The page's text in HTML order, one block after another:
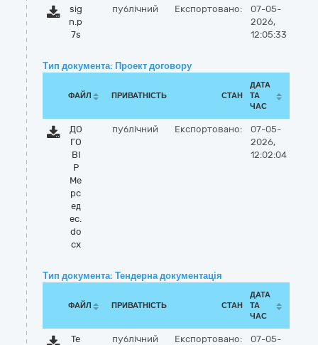
sig
n.p
7s
публічний Експортовано:
07-05-
2026,
12:05:33
Тип документа: Проект договору
ФАЙЛ ПРИВАТНІСТЬ СТАН
ДАТА
ТА
ЧАС
ДО
ГО
ВІ
Р
Ме
рс
ед
ес.
do
cx
публічний Експортовано:
07-05-
2026,
12:02:04
Тип документа: Тендерна документація
ФАЙЛ ПРИВАТНІСТЬ СТАН
ДАТА
ТА
ЧАС
Те
публічний Експортовано:
07-05-